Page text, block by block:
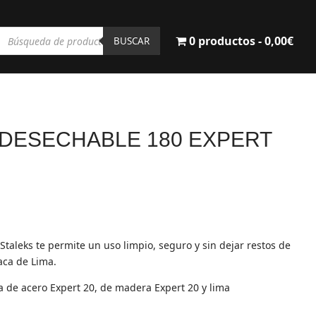
BUSCAR 0 productos 0,00€
180 EXPERT
te permite un uso limpio, seguro y sin dejar restos de
de Lima.
acero Expert 20, de madera Expert 20 y lima